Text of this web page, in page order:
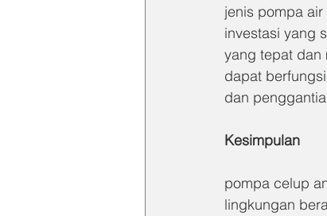
jenis pompa
investasi yang
yang tepat dan
dapat
dan
Kesimpulan
pompa celup
lingkungan